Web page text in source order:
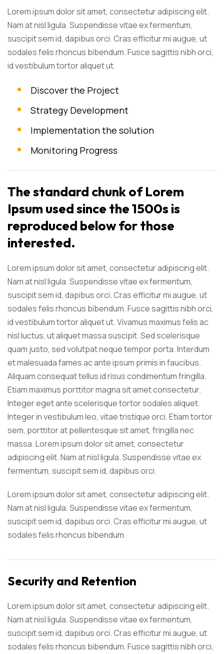
Lorem ipsum dolor sit amet, consectetur adipiscing elit.
Nam at nisl ligula. Suspendisse vitae ex fermentum,
suscipit sem id, dapibus orci. Cras efficitur mi augue, ut
sodales felis rhoncus bibendum. Fusce sagittis nibh orci,
id vestibulum tortor aliquet ut.
Discover the Project
Strategy Development
Implementation the solution
Monitoring Progress
The standard chunk of Lorem
Ipsum used since the 1500s is
reproduced below forthose
interested.
Lorem ipsum dolor sit amet, consectetur adipiscing elit.
Nam at nisl ligula. Suspendisse vitae ex fermentum,
suscipit sem id, dapibus orci. Cras efficitur mi augue, ut
sodales felis rhoncus bibendum. Fusce sagittis nibh orci,
id vestibulum tortor aliquet ut. Vivamus maximus felis ac
nisl luctus, ut aliquet massa suscipit. Sed scelerisque
quam justo, sed volutpat neque tempor porta. Interdum
et malesuada fames ac ante ipsum primis in faucibus.
Aliquam consequat tellus id risus condimentum fringilla.
Etiam maximus porttitor magna sit amet consectetur.
Integer eget ante scelerisque tortor sodales aliquet.
Integer in vestibulum leo, vitae tristique orci. Etiam tortor
sem, porttitor at pellentesque sit amet, fringilla nec
massa. Lorem ipsum dolor sit amet, consectetur
adipiscing elit. Nam at nisl ligula. Suspendisse vitae ex
fermentum, suscipit sem id, dapibus orci.
Lorem ipsum dolor sit amet, consectetur adipiscing elit.
Nam at nisl ligula. Suspendisse vitae ex fermentum,
suscipit sem id, dapibus orci. Cras efficitur mi augue, ut
sodales felis rhoncus bibendum.
Security and Retention
Lorem ipsum dolor sit amet, consectetur adipiscing elit.
Nam at nisl ligula. Suspendisse vitae ex fermentum,
suscipit sem id, dapibus orci. Cras efficitur mi augue, ut
sodales felis rhoncus bibendum. Fusce sagittis nibh orci,